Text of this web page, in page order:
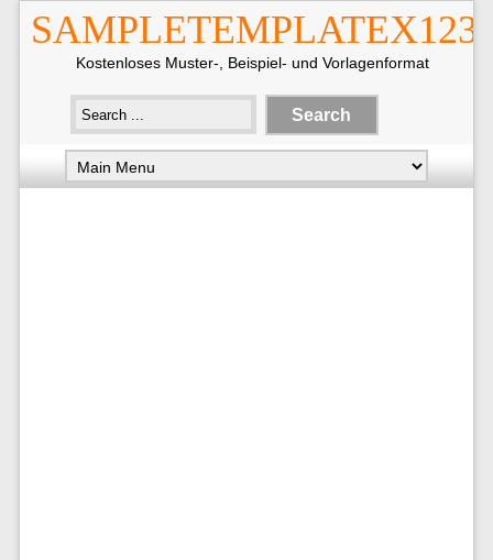
Kostenloses Muster-, Beispiel- und Vorlagenformat